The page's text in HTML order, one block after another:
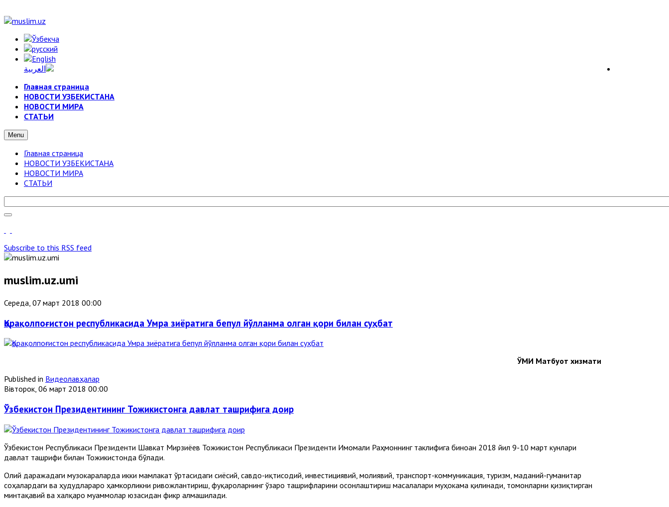
Главная страница
НОВОСТИ УЗБЕКИСТАНА
НОВОСТИ МИРА
СТАТЬИ
Menu
Главная страница
НОВОСТИ УЗБЕКИСТАНА
НОВОСТИ МИРА
СТАТЬИ
Subscribe to this RSS feed
muslim.uz.umi
Середа, 07 март 2018 00:00
Қорақолпоғистон республикасида Умра зиёратига бепул йўлланма олган қори билан суҳбат
ЎМИ Матбуот хизмати
Published in Видеолавҳалар
Вівторок, 06 март 2018 00:00
Ўзбекистон Президентининг Тожикистонга давлат ташрифига доир
Ўзбекистон Республикаси Президенти Шавкат Мирзиёев Тожикистон Республикаси Президенти Имомали Раҳмоннинг таклифига биноан 2018 йил 9-10 март кунлари
давлат ташрифи билан Тожикистонда бўлади.
Олий даражадаги музокараларда икки мамлакат ўртасидаги сиёсий, савдо-иқтисодий, инвестициявий, молиявий, транспорт-коммуникация, туризм, маданий-гуманитар
соҳалардаги ва ҳудудлараро ҳамкорликни ривожлантириш, фуқароларнинг ўзаро ташрифларини осонлаштириш масалалари муҳокама қилинади, томонларни қизиқтирган
минтақавий ва халқаро муаммолар юзасидан фикр алмашилади.